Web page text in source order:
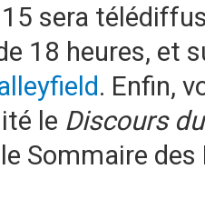
sera
18 heures, et
. Enfin,
le Discours
Sommaire